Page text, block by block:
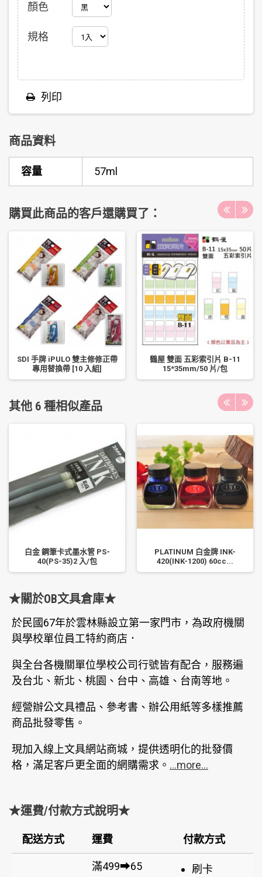
顏色
規格
列印
商品資料
容量 57ml
購買此商品的客戶還購買了：
SDI 手牌 iPULO 雙主修修正帶
專用替換帶 [10 入組]
鶴屋 雙面 五彩索引片 B-11
15*35mm/50 片/包
其他 6 種相似產品
白金 鋼筆卡式墨水管 PS-
40(PS-35)2 入/包
PLATINUM 白金牌 INK-
420(INK-1200) 60cc...
★關於OB文具倉庫★
於民國67年於雲林縣設立第一家門市，為政府機關
與學校單位員工特約商店．
與全台各機關單位學校公司行號皆有配合，服務遍
及台北、新北、桃園、台中、高雄、台南等地。
經營辦公文具禮品、參考書、辦公用紙等多樣推薦
商品批發零售。
現加入線上文具網站商城，提供透明化的批發價
格，滿足客戶更全面的網購需求。 ...more...
★運費/付款方式說明★
配送方式 運費 付款方式
滿499➡65
刷卡